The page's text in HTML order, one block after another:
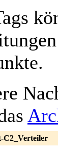
C2_Verteiler